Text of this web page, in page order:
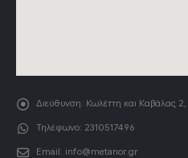
Διεύθυνση: Κωλέττη και Καβάλας
Τηλέφωνο: 2310517496
Email: info@metanor.gr